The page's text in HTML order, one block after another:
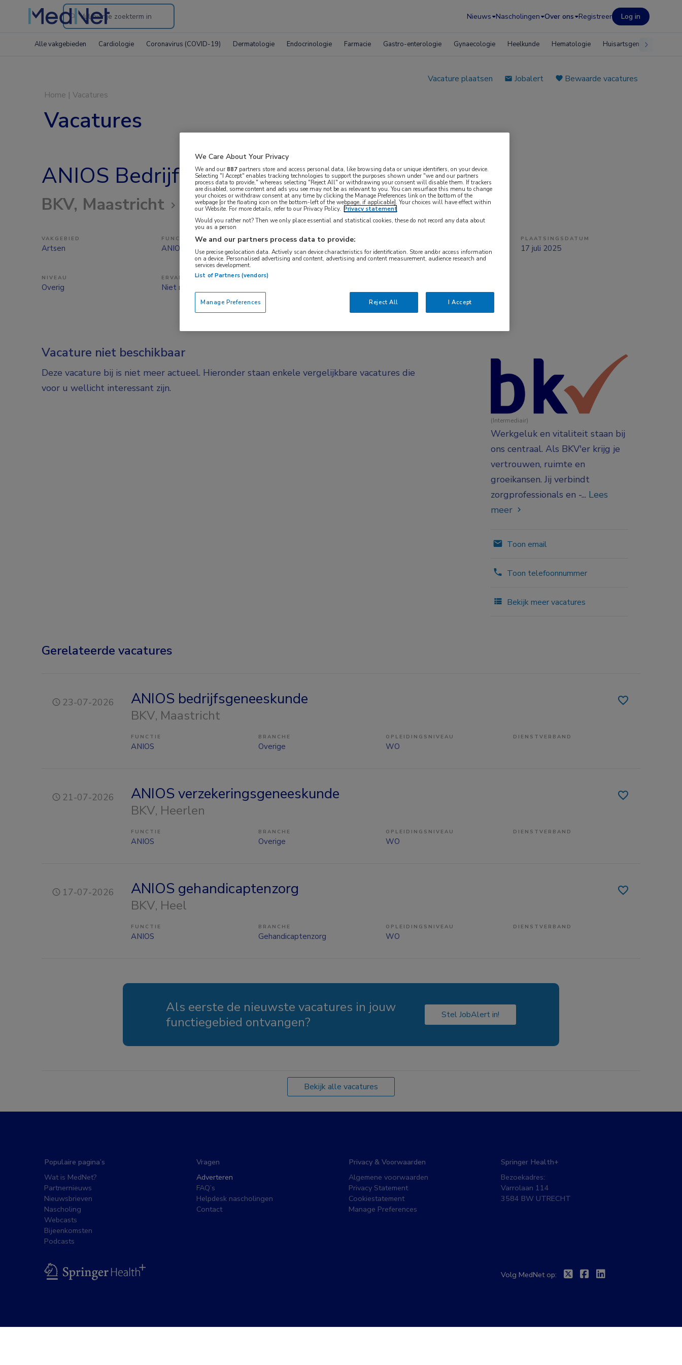
Search
the
Nieuws Nascholingen Over ons Registreer Log in
Alle vakgebieden Cardiologie Coronavirus (COVID-19) Dermatologie Endocrinologie Farmacie Gastro-enterologie Gynaecologie Heelkunde Hematologie Huisartsgeneeskunde
Vacature plaatsen Jobalert
Bewaarde vacatures
Home | Vacatures
Vacatures
ANIOS Bedrijfsgeneeskunde
BKV, Maastricht
VAKGEBIED
Artsen
FUNCTIE
ANIOS
BRANCHE
Onbekend Vaste aanstelling
PLAATSINGSDATUM
17 juli 2025
NIVEAU
Overig
ERVARING
Niet nader bepaald
Vacature niet beschikbaar
Deze vacature bij is niet meer actueel. Hieronder staan enkele vergelijkbare vacatures die
voor u wellicht interessant zijn.
(Intermediair)
Werkgeluk en vitaliteit staan bij
ons centraal. Als BKV'er krijg je
vertrouwen, ruimte en
groeikansen. Jij verbindt
zorgprofessionals en -... Lees
meer
Toon email
Toon telefoonnummer
Bekijk meer vacatures
Gerelateerde vacatures
23-07-2026 ANIOS bedrijfsgeneeskunde
BKV, Maastricht
FUNCTIE
ANIOS
BRANCHE
Overige
OPLEIDINGSNIVEAU
WO
DIENSTVERBAND
21-07-2026 ANIOS verzekeringsgeneeskunde
BKV, Heerlen
FUNCTIE
ANIOS
BRANCHE
Overige
OPLEIDINGSNIVEAU
WO
DIENSTVERBAND
17-07-2026 ANIOS gehandicaptenzorg
BKV, Heel
FUNCTIE
ANIOS
BRANCHE
Gehandicaptenzorg
OPLEIDINGSNIVEAU
WO
DIENSTVERBAND
Als eerste de nieuwste vacatures in jouw
functiegebied ontvangen?
Stel JobAlert in!
Bekijk alle vacatures
Populaire pagina’s
Wat is MedNet?
Partnernieuws
Nieuwsbrieven
Nascholing
Webcasts
Bijeenkomsten
Podcasts
Vragen
Adverteren
FAQ’s
Helpdesk nascholingen
Contact
Privacy & Voorwaarden
Algemene voorwaarden
Privacy Statement
Cookiestatement
Manage Preferences
Springer Health+
Bezoekadres:
Varrolaan 114
3584 BW UTRECHT
BSL
Volg MedNet op: TwitterFacebook
Linkedin
We Care About Your Privacy
We and our887 partners store and access personal data, like browsing data or unique identifiers, on your device.
Selecting "I Accept" enables tracking technologies to support the purposes shown under "we and our partners
process data to provide," whereas selecting "Reject All" or withdrawing your consent will disable them. If trackers
are disabled, some content and ads you see may not be as relevant to you. You can resurface this menu to change
your choices or withdraw consent at any time by clicking the Manage Preferences link on the bottom of the
webpage [or the floating icon on the bottom-left of the webpage, if applicable]. Your choices will have effect within
our Website. For more details, refer to our Privacy Policy. Privacy statement
Would you rather not? Then we only place essential and statistical cookies, these do not record any data about
you as a person
We and our partners process data to provide:
Use precise geolocation data. Actively scan device characteristics for identification. Store and/or access information
on a device. Personalised advertising and content, advertising and content measurement, audience research and
services development.
List of Partners (vendors)
Reject All I Accept
Manage Preferences